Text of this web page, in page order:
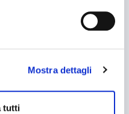
da dove è possibile
cookie. Chiudendo questo
(solo cookie tecnici
Mostra dettagli
tutti